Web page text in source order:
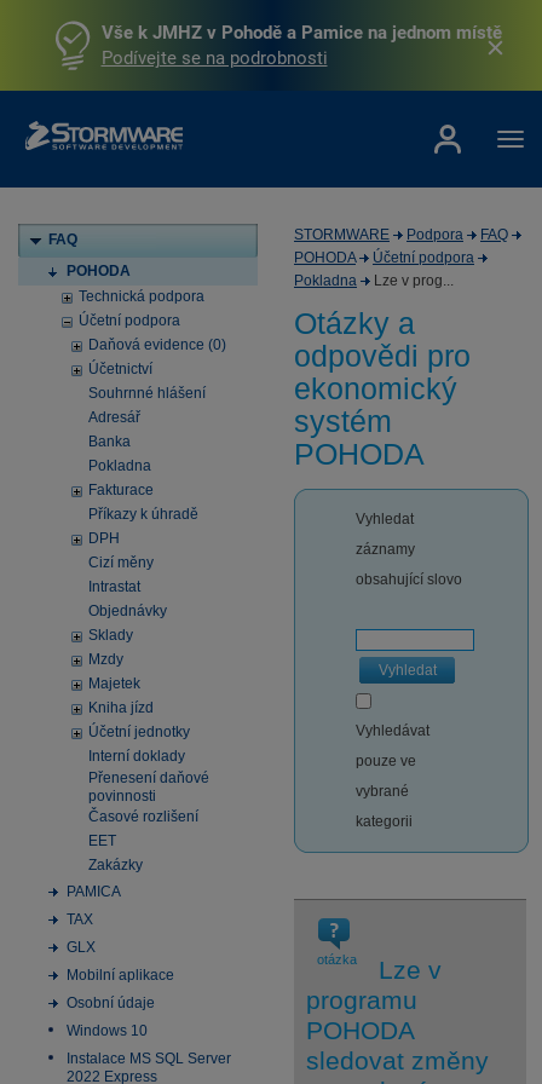
Vše k JMHZ v Pohodě a Pamice na jednom místě
Podívejte se na podrobnosti
FAQ
POHODA
Technická podpora
Účetní podpora
Daňová evidence (0)
Účetnictví
Souhrnné hlášení
Adresář
Banka
Pokladna
Fakturace
Příkazy k úhradě
DPH
Cizí měny
Intrastat
Objednávky
Sklady
Mzdy
Majetek
Kniha jízd
Účetní jednotky
Interní doklady
Přenesení daňové
povinnosti
Časové rozlišení
EET
Zakázky
PAMICA
TAX
GLX
Mobilní aplikace
Osobní údaje
Windows 10
Instalace MS SQL Server
2022 Express
STORMWARE Podpora
FAQ
POHODA
Účetní podpora
Pokladna
Lze v prog...
Otázky a
odpovědi pro
ekonomický
systém
POHODA
Vyhledat
záznamy
obsahující slovo
Vyhledat
Vyhledávat
pouze ve
vybrané
kategorii
otázka
Lze v
programu
POHODA
sledovat změny